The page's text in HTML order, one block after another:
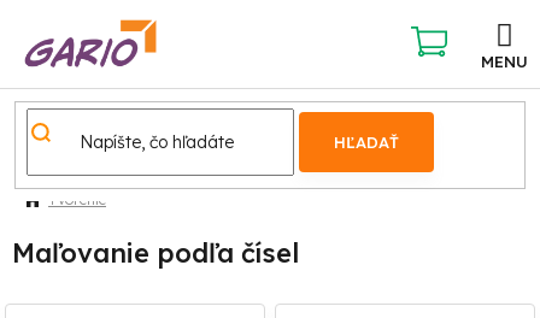
obsah
HĽADAŤ
NÁKUPNÝ
KOŠÍK
Tvorenie
Maľovanie podľa čísel